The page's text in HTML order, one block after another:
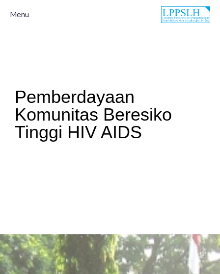
Menu
Pemberdayaan
Komunitas Beresiko
Tinggi HIV AIDS